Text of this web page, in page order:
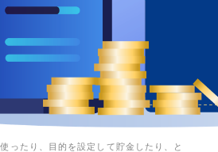
ったり、目的を設定して貯金したり、と